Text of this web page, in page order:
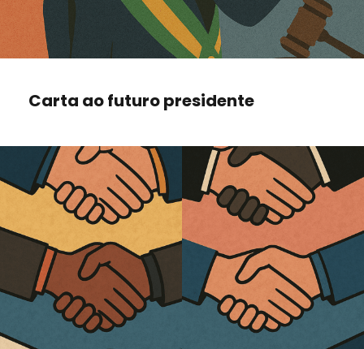
Carta ao futuro presidente